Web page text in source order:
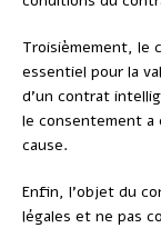
Troisièmement, le
essentiel pour la
d’un contrat
le consentement a
cause.
Enfin, l’objet du
légales et ne pas